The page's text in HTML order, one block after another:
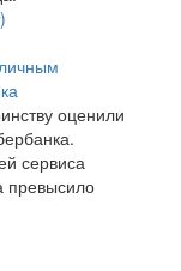
оценили
сервиса
превысило